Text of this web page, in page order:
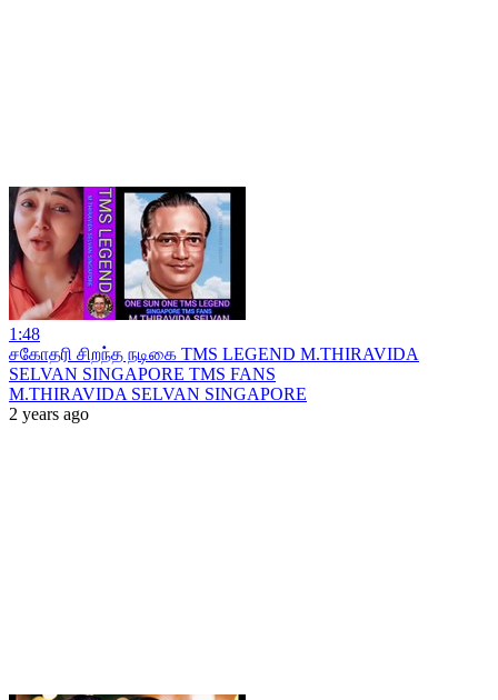
1:48
சகோதரி சிறந்த நடிகை TMS LEGEND M.THIRAVIDA
SELVAN SINGAPORE TMS FANS
M.THIRAVIDA SELVAN SINGAPORE
2 years ago